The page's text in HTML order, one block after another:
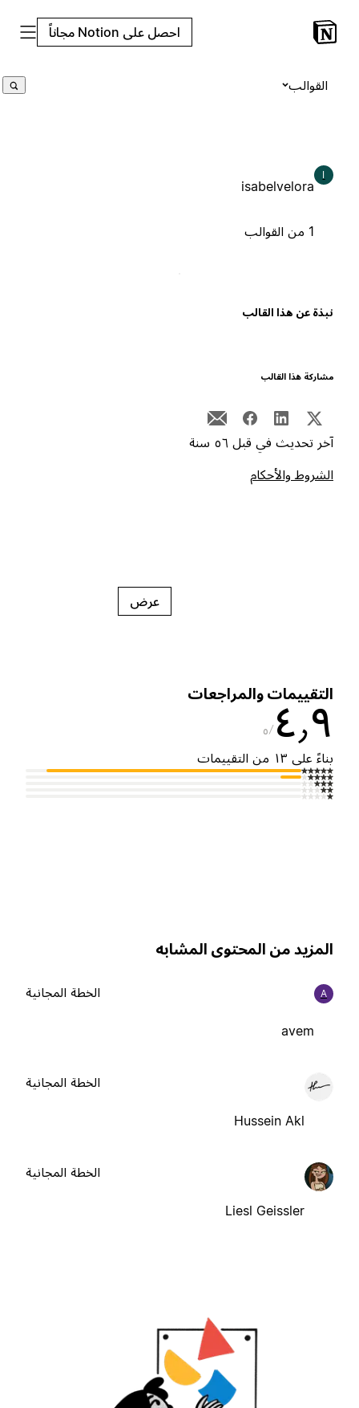
احصل على Notion مجاناً
القوالب
isabelvelora
عن هذا القالب
هذا القالب
تحديث في قبل ٥٦ سنة
والأحكام
عرض
والمراجعات
٥
على ١٣ من التقييمات
من المحتوى المشابه
avem
الخطة المجانية
Hussein Akl
الخطة المجانية
Liesl Geissler
الخطة المجانية